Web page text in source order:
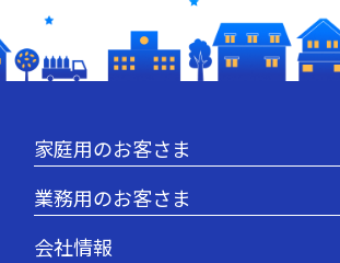
家庭用のお客さま
業務用のお客さま
会社情報